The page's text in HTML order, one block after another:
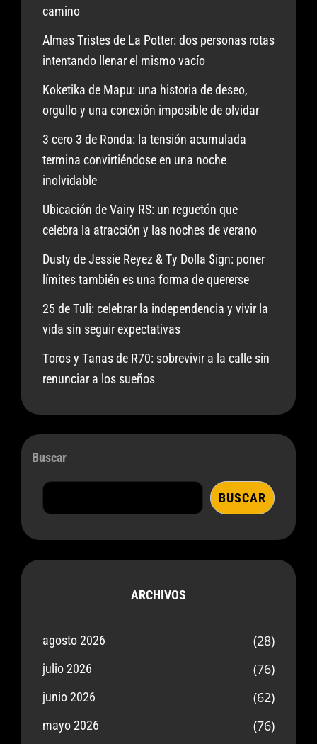
camino
Almas Tristes de La Potter: dos personas rotas
intentando llenar el mismo vacío
Koketika de Mapu: una historia de deseo,
orgullo y una conexión imposible de olvidar
3 cero 3 de Ronda: la tensión acumulada
termina convirtiéndose en una noche
inolvidable
Ubicación de Vairy RS: un reguetón que
celebra la atracción y las noches de verano
Dusty de Jessie Reyez & Ty Dolla $ign: poner
límites también es una forma de quererse
25 de Tuli: celebrar la independencia y vivir la
vida sin seguir expectativas
Toros y Tanas de R70: sobrevivir a la calle sin
renunciar a los sueños
Buscar
BUSCAR
ARCHIVOS
agosto 2026 (28)
julio 2026 (76)
junio 2026 (62)
mayo 2026 (76)